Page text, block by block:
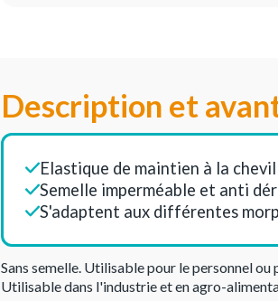
Description et
Elastique de maintien à la
Semelle imperméable et anti
S'adaptent aux différentes
Sans semelle. Utilisable pour le personnel
Utilisable dans l'industrie et en agro-